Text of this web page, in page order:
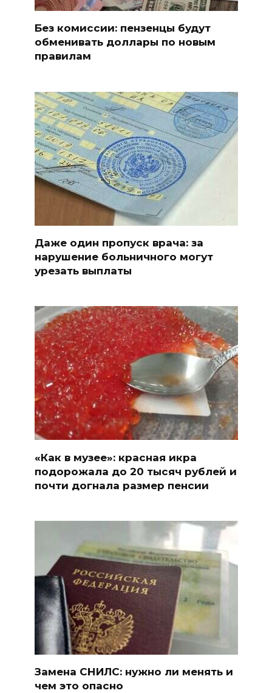
Без комиссии: пензенцы будут
обменивать доллары по новым
правилам
Даже один пропуск врача: за
нарушение больничного могут
урезать выплаты
«Как в музее»: красная икра
подорожала до 20 тысяч рублей и
почти догнала размер пенсии
Замена СНИЛС: нужно ли менять и
чем это опасно